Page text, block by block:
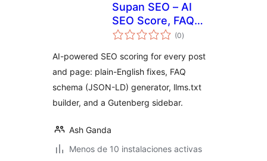
Supan SEO – AI
SEO Score, FAQ
Schema & llms.txt
(0total
de
)
AI-powered SEO scoring for every post
and page: plain-English fixes, FAQ
schema (JSON-LD) generator, llms.txt
builder, and a Gutenberg sidebar.
Ash Ganda
Menos de 10 instalaciones activas